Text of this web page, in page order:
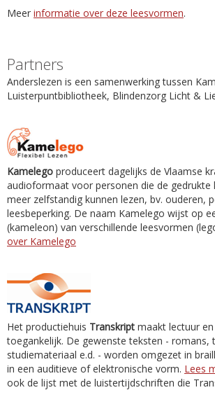
Meer informatie over deze leesvormen.
Partners
Anderslezen is een samenwerking tussen
Luisterpuntbibliotheek, Blindenzorg Licht &
Kamelego produceert dagelijks de Vlaamse
audioformaat voor personen die de
meer zelfstandig kunnen lezen, bv. ouderen,
leesbeperking. De naam Kamelego wijst op
(kameleon) van verschillende leesvormen
over Kamelego
Het productiehuis Transkript maakt lectuur
toegankelijk. De gewenste teksten - romans,
studiemateriaal e.d. - worden omgezet in
in een auditieve of elektronische vorm. Lees
ook de lijst met de luistertijdschriften die